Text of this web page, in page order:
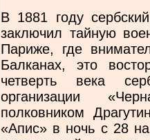
В 1881 году
заключил тайную
Париже, где
Балканах, это
четверть века
организации
полковником
«Апис» в ночь с 28